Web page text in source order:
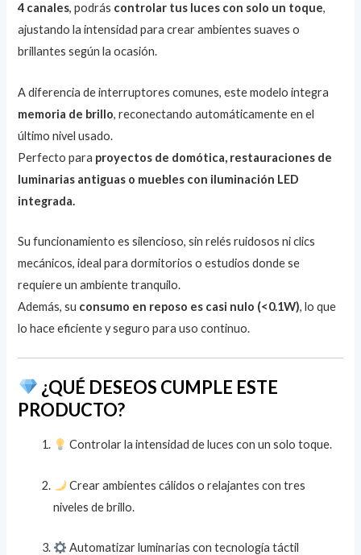
4 canales, podrás controlar tus luces con solo un toque,
ajustando la intensidad para crear ambientes suaves o
brillantes según la ocasión.
A diferencia de interruptores comunes, este modelo integra
memoria de brillo, reconectando automáticamente en el
último nivel usado.
Perfecto para proyectos de domótica, restauraciones de
luminarias antiguas o muebles con iluminación LED
integrada.
Su funcionamiento es silencioso, sin relés ruidosos ni clics
mecánicos, ideal para dormitorios o estudios donde se
requiere un ambiente tranquilo.
Además, su consumo en reposo es casi nulo (<0.1W), lo que
lo hace eficiente y seguro para uso continuo.
¿QUÉ DESEOS CUMPLE ESTE
PRODUCTO?
Controlar la intensidad de luces con un solo toque.
Crear ambientes cálidos o relajantes con tres
niveles de brillo.
Automatizar luminarias con tecnología táctil